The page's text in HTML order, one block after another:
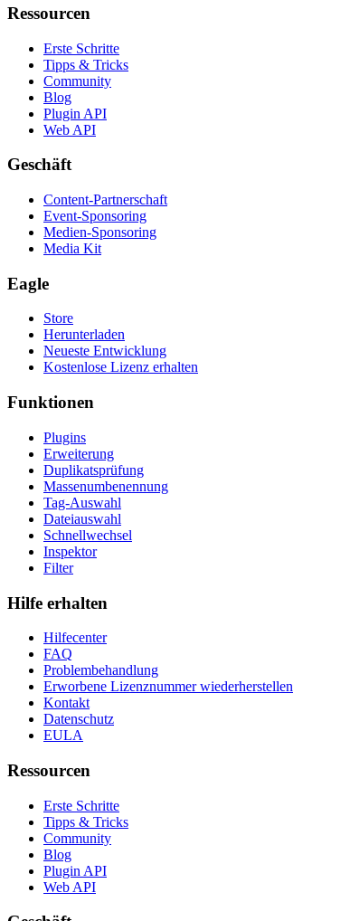
Ressourcen
Erste Schritte
Tipps & Tricks
Community
Blog
Plugin API
Web API
Geschäft
Content-Partnerschaft
Event-Sponsoring
Medien-Sponsoring
Media Kit
Eagle
Store
Herunterladen
Neueste Entwicklung
Kostenlose Lizenz erhalten
Funktionen
Plugins
Erweiterung
Duplikatsprüfung
Massenumbenennung
Tag-Auswahl
Dateiauswahl
Schnellwechsel
Inspektor
Filter
Hilfe erhalten
Hilfecenter
FAQ
Problembehandlung
Erworbene Lizenznummer wiederherstellen
Kontakt
Datenschutz
EULA
Ressourcen
Erste Schritte
Tipps & Tricks
Community
Blog
Plugin API
Web API